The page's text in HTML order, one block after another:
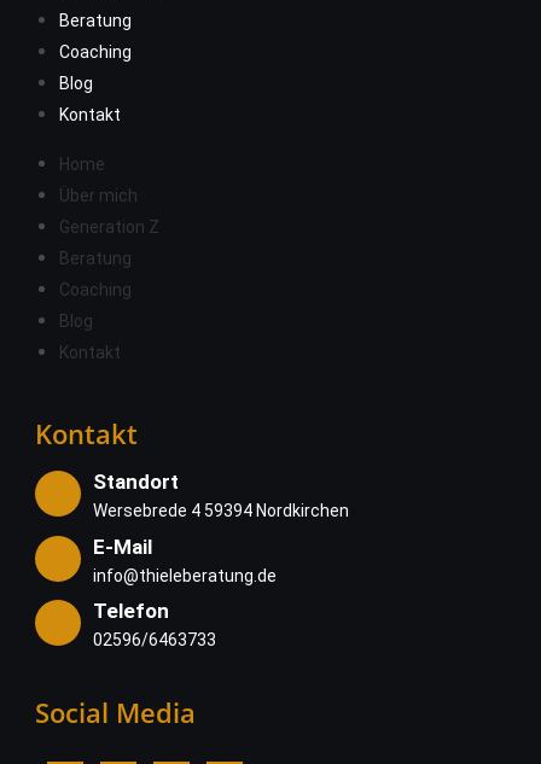
Beratung
Coaching
Blog
Kontakt
Home
Über mich
Generation Z
Beratung
Coaching
Blog
Kontakt
Kontakt
Standort
Wersebrede 4 59394 Nordkirchen
E-Mail
info@thieleberatung.de
Telefon
02596/6463733
Social Media